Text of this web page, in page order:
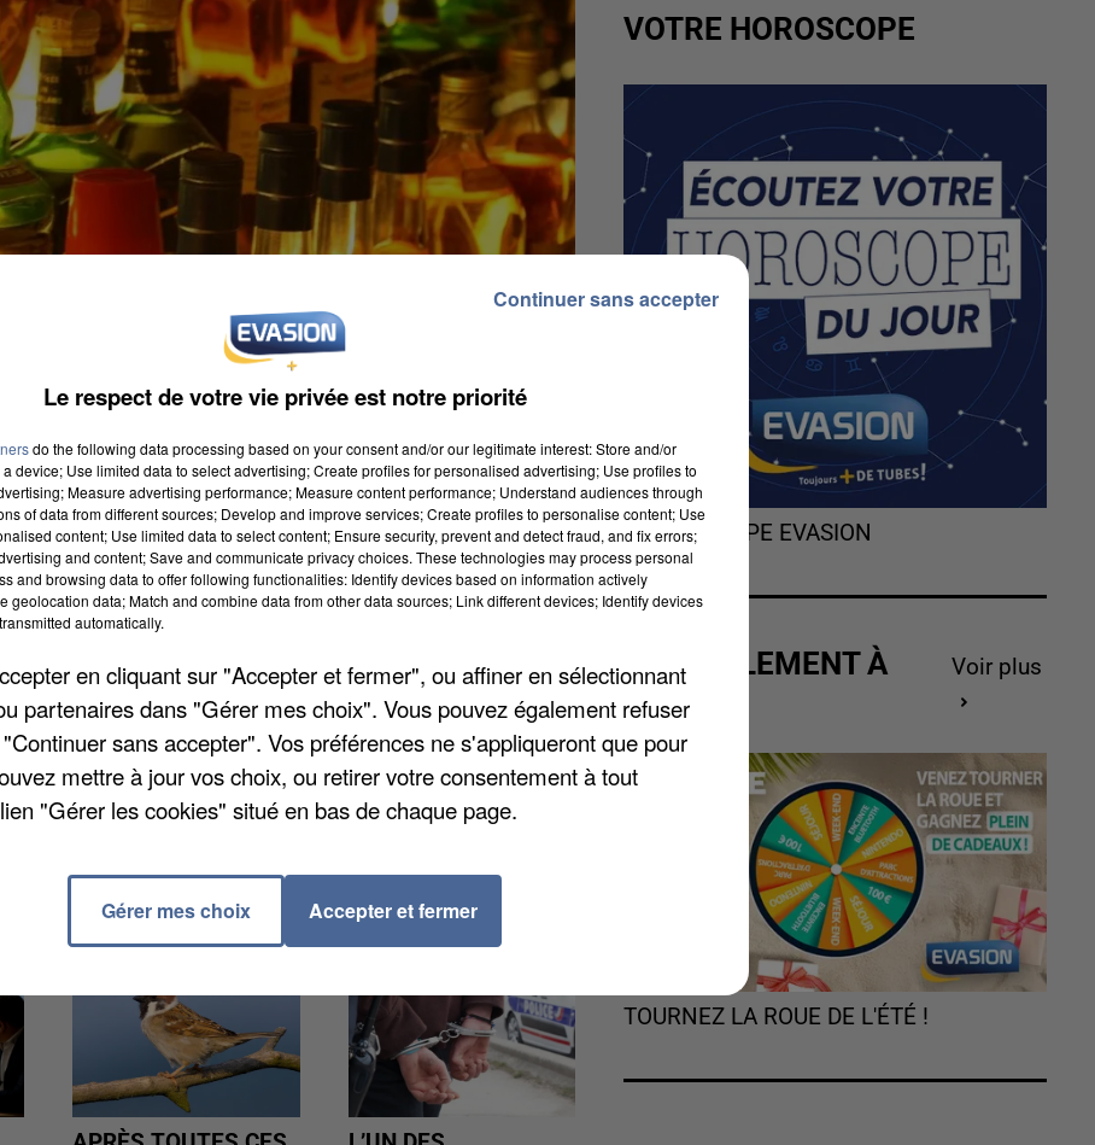
règles de distanciation sociale. L'établissement
un contrôle le 1er juin dernier constatant une forte
bar. Le bar avait déjà reçu un avertissement l'an
VOTRE HOROSCOPE
L'HOROSCOPE EVASION
ACTUELLEMENT À
GAGNER
Voir plus
TOURNEZ LA ROUE DE L'ÉTÉ !
Le respect de votre vie privée est notre priorité
do the following data processing based on your consent and/or our legitimate interest: Store and/or
device; Use limited data to select advertising; Create profiles for personalised advertising; Use profiles to
Measure advertising performance; Measure content performance; Understand audiences through
of data from different sources; Develop and improve services; Create profiles to personalise content; Use
content; Use limited data to select content; Ensure security, prevent and detect fraud, and fix errors;
and content; Save and communicate privacy choices. These technologies may process personal
and browsing data to offer following functionalities: Identify devices based on information actively
geolocation data; Match and combine data from other data sources; Link different devices; Identify devices
automatically.
en cliquant sur "Accepter et fermer", ou affiner en sélectionnant
partenaires dans "Gérer mes choix". Vous pouvez également refuser
sans accepter". Vos préférences ne s'appliqueront que pour
mettre à jour vos choix, ou retirer votre consentement à tout
"Gérer les cookies" situé en bas de chaque page.
Gérer mes choix Accepter et fermer
Continuer sans accepter